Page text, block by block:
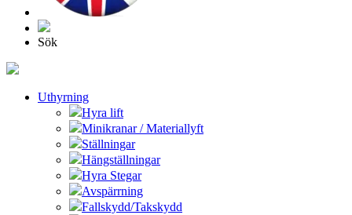
Sök
Uthyrning
Hyra lift
Minikranar / Materiallyft
Ställningar
Hängställningar
Hyra Stegar
Avspärrning
Fallskydd/Takskydd